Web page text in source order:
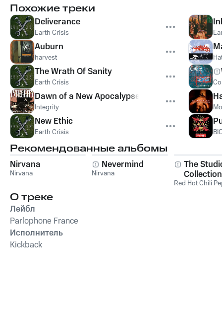
Похожие треки
Deliverance
Earth Crisis
Auburn
harvest
The Wrath Of Sanity
Earth Crisis
Dawn of a New Apocalypse
Integrity
New Ethic
Earth Crisis
Рекомендованные альбомы
Nirvana
Nirvana
Nevermind
Nirvana
The
Collection
Red Hot Chili
О треке
Лейбл
Parlophone France
Исполнитель
Kickback